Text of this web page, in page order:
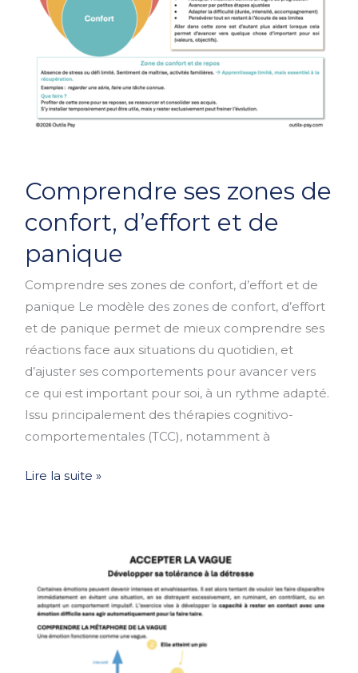
Comprendre ses zones de
confort, d’effort et de
panique
Comprendre ses zones de confort, d’effort et de
panique Le modèle des zones de confort, d’effort
et de panique permet de mieux comprendre ses
réactions face aux situations du quotidien, et
d’ajuster ses comportements pour avancer vers
ce qui est important pour soi, à un rythme adapté.
Issu principalement des thérapies cognitivo-
comportementales (TCC), notamment à
ses
de
confort,
de
panique
Lire la suite »